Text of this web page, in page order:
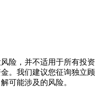
险，并不适用于所有投资
。我们建议您征询独立顾
可能涉及的风险。